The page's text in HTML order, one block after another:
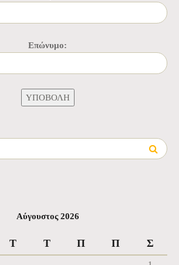
Επώνυμο:
Αύγουστος 2026
Τ Τ Π Π Σ